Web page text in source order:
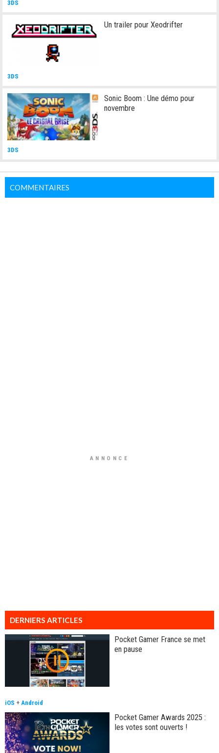
3DS
Un trailer pour Xeodrifter
3DS
Sonic Boom : Une démo pour
novembre
3DS
COMMENTAIRES
ANNONCE
DERNIERS ARTICLES
Pocket Gamer France se met
en pause
iOS + Android
Pocket Gamer Awards 2025 :
les votes sont ouverts !